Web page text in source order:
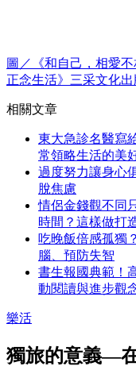
圖／《和自己，相愛
正念生活》三采文化
相關文章
東大急診名醫寫
常領略生活的美
過度努力讓身心
脫焦慮
情侶金錢觀不同
時間？這樣做打
吃晚飯倍感孤獨
腦、預防失智
書生報國典範！
動閱讀與進步觀
樂活
獨旅的意義—